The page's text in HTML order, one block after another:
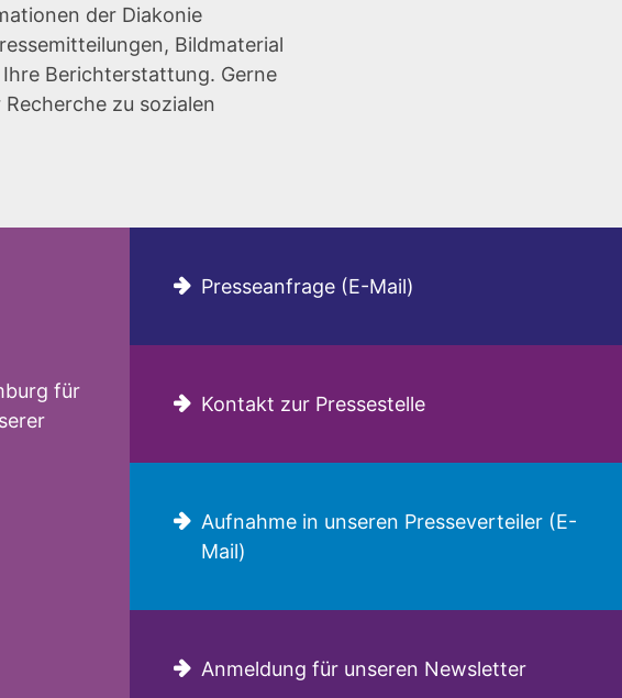
der Diakonie
Bildmaterial
Berichterstattung. Gerne
zu sozialen
für
Presseanfrage (E-Mail)
Kontakt zur Pressestelle
Aufnahme in unseren Presseverteiler (E-
Mail)
Anmeldung für unseren Newsletter